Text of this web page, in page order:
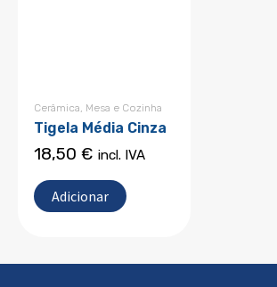
Cerâmica, Mesa e Cozinha
Tigela Média Cinza
18,50 € incl. IVA
Adicionar